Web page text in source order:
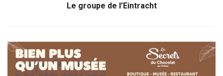
Le groupe de l’Eintracht